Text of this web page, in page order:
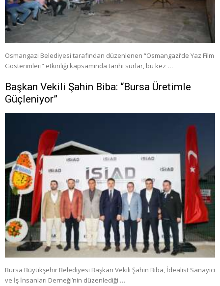
Osmangazi Belediyesi tarafından düzenlenen “Osmangazi’de Yaz Film
Gösterimleri” etkinliği kapsamında tarihi surlar, bu kez …
Başkan Vekili Şahin Biba: “Bursa Üretimle
Güçleniyor”
Bursa Büyükşehir Belediyesi Başkan Vekili Şahin Biba, İdealist Sanayici
ve İş İnsanları Derneği’nin düzenlediği …